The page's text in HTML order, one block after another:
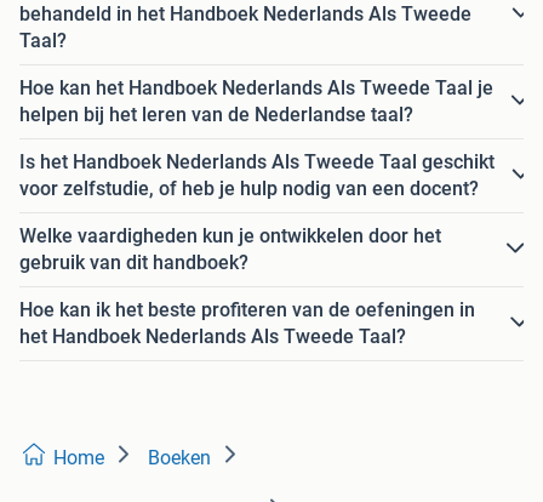
behandeld in het Handboek Nederlands Als Tweede
Taal?
Hoe kan het Handboek Nederlands Als Tweede Taal je
helpen bij het leren van de Nederlandse taal?
Is het Handboek Nederlands Als Tweede Taal geschikt
voor zelfstudie, of heb je hulp nodig van een docent?
Welke vaardigheden kun je ontwikkelen door het
gebruik van dit handboek?
Hoe kan ik het beste profiteren van de oefeningen in
het Handboek Nederlands Als Tweede Taal?
Home Boeken